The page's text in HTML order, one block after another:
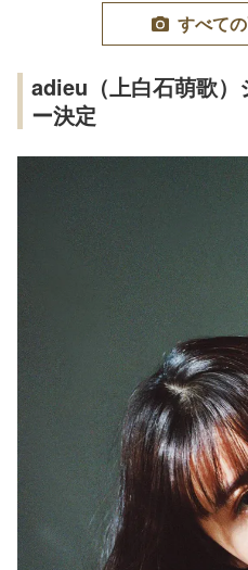
すべて
adieu（上白石萌歌）
ー決定